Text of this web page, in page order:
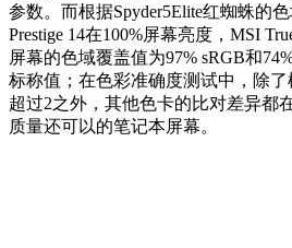
参数。而根据Spyder5Elite红蜘蛛的
Prestige 14在100%屏幕亮度，MSI
屏幕的色域覆盖值为97% sRGB和
标称值；在色彩准确度测试中，除了
超过2之外，其他色卡的比对差异都
质量还可以的笔记本屏幕。